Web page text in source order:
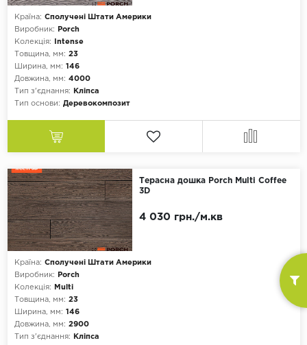
Країна: Сполучені Штати Америки
Виробник:
Porch
Колекція:
Intense
Товщина, мм: 23
Ширина, мм: 146
Довжина, мм: 4000
Тип з'єднання:
Кліпса
Тип основи: Деревокомпозит
Терасна дошка Porch Multi Coffee
3D
Країна: Сполучені Штати Америки
Виробник:
Porch
Колекція:
Multi
Товщина, мм: 23
Ширина, мм: 146
Довжина, мм: 2900
Тип з'єднання:
Кліпса
4 030 грн./м.кв